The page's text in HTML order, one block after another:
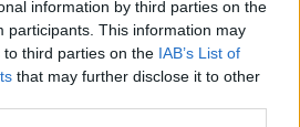
information by third parties on the
participants. This information may
third parties on the IAB’s List of
that may further disclose it to other
Μια πηγή είπε ότι το
- ένας σταρ των
για δεκαετίες - «αρνείται